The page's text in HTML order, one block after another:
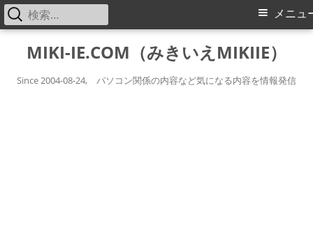
MIKI-IE.COM（みきいえMIKIIE）
Since 2004-08-24, パソコン関係の内容など気になる内容を情報発信
メ
メニュ
検
索: